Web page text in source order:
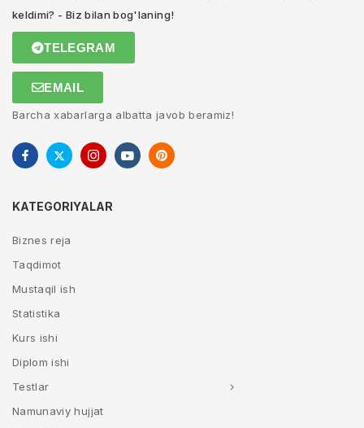
keldimi? - Biz bilan bog'laning!
TELEGRAM
EMAIL
Barcha xabarlarga albatta javob beramiz!
KATEGORIYALAR
Biznes reja
Taqdimot
Mustaqil ish
Statistika
Kurs ishi
Diplom ishi
Testlar
Namunaviy hujjat